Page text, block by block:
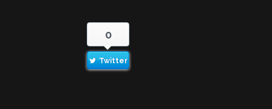
0
Twitter